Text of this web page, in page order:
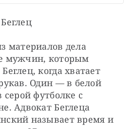
материалов дела
мужчин, которым
когда хватает
Один — в белой
футболке с
Адвокат Беглеца
называет время и